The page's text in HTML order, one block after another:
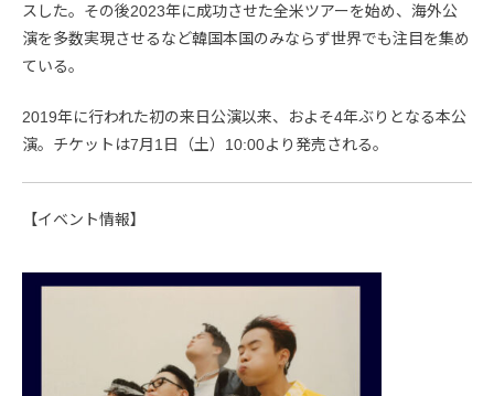
スした。その後2023年に成功させた全米ツアーを始め、海外公
演を多数実現させるなど韓国本国のみならず世界でも注目を集め
ている。
2019年に行われた初の来日公演以来、およそ4年ぶりとなる本公
演。チケットは7月1日（土）10:00より発売される。
【イベント情報】